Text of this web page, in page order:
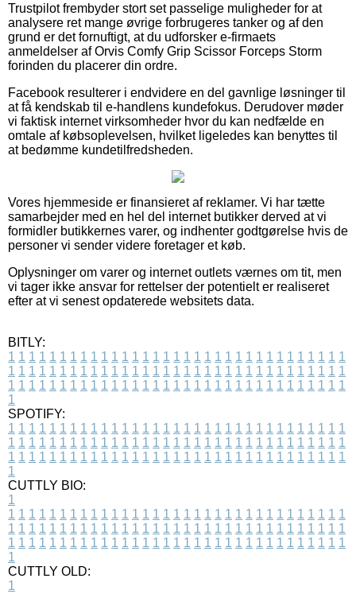
Trustpilot frembyder stort set passelige muligheder for at
analysere ret mange øvrige forbrugeres tanker og af den
grund er det fornuftigt, at du udforsker e-firmaets
anmeldelser af Orvis Comfy Grip Scissor Forceps Storm
forinden du placerer din ordre.
Facebook resulterer i endvidere en del gavnlige løsninger til
at få kendskab til e-handlens kundefokus. Derudover møder
vi faktisk internet virksomheder hvor du kan nedfælde en
omtale af købsoplevelsen, hvilket ligeledes kan benyttes til
at bedømme kundetilfredsheden.
Vores hjemmeside er finansieret af reklamer. Vi har tætte
samarbejder med en hel del internet butikker derved at vi
formidler butikkernes varer, og indhenter godtgørelse hvis de
personer vi sender videre foretager et køb.
Oplysninger om varer og internet outlets værnes om tit, men
vi tager ikke ansvar for rettelser der potentielt er realiseret
efter at vi senest opdaterede websitets data.
BITLY:
1 1 1 1 1 1 1 1 1 1 1 1 1 1 1 1 1 1 1 1 1 1 1 1 1 1 1 1 1 1 1 1 1
1 1 1 1 1 1 1 1 1 1 1 1 1 1 1 1 1 1 1 1 1 1 1 1 1 1 1 1 1 1 1 1 1
1 1 1 1 1 1 1 1 1 1 1 1 1 1 1 1 1 1 1 1 1 1 1 1 1 1 1 1 1 1 1 1 1
1
SPOTIFY:
1 1 1 1 1 1 1 1 1 1 1 1 1 1 1 1 1 1 1 1 1 1 1 1 1 1 1 1 1 1 1 1 1
1 1 1 1 1 1 1 1 1 1 1 1 1 1 1 1 1 1 1 1 1 1 1 1 1 1 1 1 1 1 1 1 1
1 1 1 1 1 1 1 1 1 1 1 1 1 1 1 1 1 1 1 1 1 1 1 1 1 1 1 1 1 1 1 1 1
1
CUTTLY BIO:
1
1 1 1 1 1 1 1 1 1 1 1 1 1 1 1 1 1 1 1 1 1 1 1 1 1 1 1 1 1 1 1 1 1
1 1 1 1 1 1 1 1 1 1 1 1 1 1 1 1 1 1 1 1 1 1 1 1 1 1 1 1 1 1 1 1 1
1 1 1 1 1 1 1 1 1 1 1 1 1 1 1 1 1 1 1 1 1 1 1 1 1 1 1 1 1 1 1 1 1
1
CUTTLY OLD:
1